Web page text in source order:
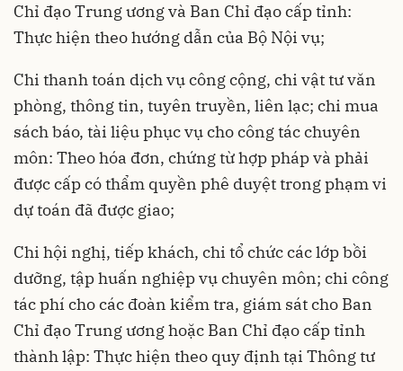
Chỉ đạo Trung ương và Ban Chỉ đạo cấp tỉnh:
Thực hiện theo hướng dẫn của Bộ Nội vụ;
Chi thanh toán dịch vụ công cộng, chi vật tư văn
phòng, thông tin, tuyên truyền, liên lạc; chi mua
sách báo, tài liệu phục vụ cho công tác chuyên
môn: Theo hóa đơn, chứng từ hợp pháp và phải
được cấp có thẩm quyền phê duyệt trong phạm vi
dự toán đã được giao;
Chi hội nghị, tiếp khách, chi tổ chức các lớp bồi
dưỡng, tập huấn nghiệp vụ chuyên môn; chi công
tác phí cho các đoàn kiểm tra, giám sát cho Ban
Chỉ đạo Trung ương hoặc Ban Chỉ đạo cấp tỉnh
thành lập: Thực hiện theo quy định tại Thông tư